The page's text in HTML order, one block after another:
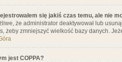
się jakiś czas temu, ale nie
że administrator deaktywował lub
żeby zmniejszyć wielkość bazy danych.
jest COPPA?